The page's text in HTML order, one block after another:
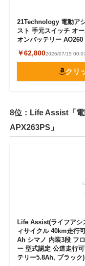
21Technology 電動ア
スト 手元スイッチ オ
オンバッテリー AO260
￥62,8002026/07/15
クリ
8位：Life Assist「
APX263PS」
Life Assist(ライフアシ
ィサイクル 40km走行
Ah シマノ 内装3段 フ
ー 型式認定 公道走行
テリー5.8Ah, ブラック)